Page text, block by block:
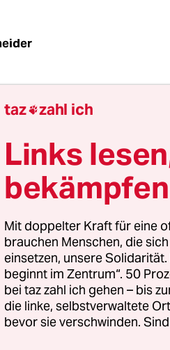
kämpfte einst für
heute. Wie
der Sowjetunion
Eliten und gründeten
frühen 90er Jahren
Diese Zeit nennt sich
rhetorisch war das ganz
aber doch, diese
taz zahl ich
Links
bekämpfen
Mit doppelter Kraft für eine
brauchen Menschen, die
einsetzen, unsere
beginnt im Zentrum“. 50
bei taz zahl ich gehen – bis
die linke, selbstverwaltete
bevor sie verschwinden.